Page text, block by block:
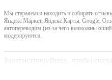
Мы стараяемся находить и собирать
Яндекс Маркет, Яндекс Карты, Google,
автопереводом (из-за чего возможны
модерируются.
Зарегистрируйтесь, чтобы